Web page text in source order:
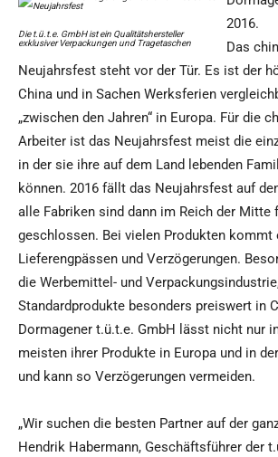
Die t.ü.t.e. GmbH ist ein Qualitätshersteller
exklusiver Verpackungen und Tragetaschen
2016.
Das
Neujahrsfest steht vor der Tür. Es ist der
China und in Sachen Werksferien
„zwischen den Jahren“ in Europa. Für die
Arbeiter ist das Neujahrsfest meist die
in der sie ihre auf dem Land lebenden
können. 2016 fällt das Neujahrsfest auf
alle Fabriken sind dann im Reich der Mitte
geschlossen. Bei vielen Produkten kommt
Lieferengpässen und Verzögerungen.
die Werbemittel- und
Standardprodukte besonders preiswert in
Dormagener t.ü.t.e. GmbH lässt nicht nur
meisten ihrer Produkte in Europa und in
und kann so Verzögerungen vermeiden.
„Wir suchen die besten Partner auf der
Hendrik Habermann, Geschäftsführer der